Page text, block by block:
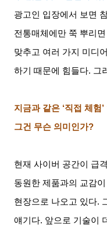
광고인 입장에서 보면
전통매체에만 쭉 뿌리
맞추고 여러 가지 미디
하기 때문에 힘들다. 그
지금과 같은 ‘직접 체험’
그건 무슨 의미인가?
현재 사이버 공간이 급
동원한 제품과의 교감
현장으로 나오고 있다.
얘기다. 앞으로 기술이